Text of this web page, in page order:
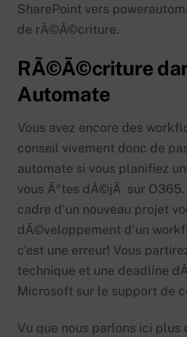
SharePoint vers
de rÃ©Ã©criture.
RÃ©Ã©criture
Automate
Vous avez encore des
conseil vivement donc de
automate si vous planifiez
vous Ãªtes dÃ©jÃ sur
cadre d’un nouveau projet
dÃ©veloppement d’un
c’est une erreur! Vous
technique et une deadline
Microsoft sur le support de
Vu que nous parlons ici